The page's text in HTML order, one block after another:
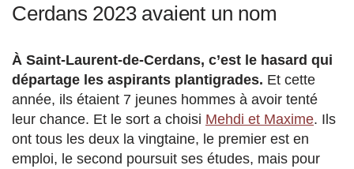
Cerdans 2023 avaient un nom
À Saint-Laurent-de-Cerdans, c’est le hasard qui
départage les aspirants plantigrades. Et cette
année, ils étaient 7 jeunes hommes à avoir tenté
leur chance. Et le sort a choisi Mehdi et Maxime. Ils
ont tous les deux la vingtaine, le premier est en
emploi, le second poursuit ses études, mais pour